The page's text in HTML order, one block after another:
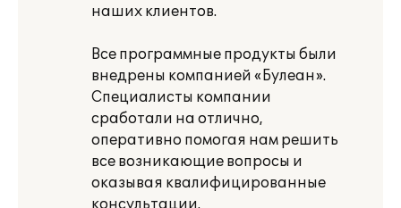
наших клиентов.
Все программные продукты были
внедрены компанией «Булеан».
Специалисты компании
сработали на отлично,
оперативно помогая нам решить
все возникающие вопросы и
оказывая квалифицированные
консультации.